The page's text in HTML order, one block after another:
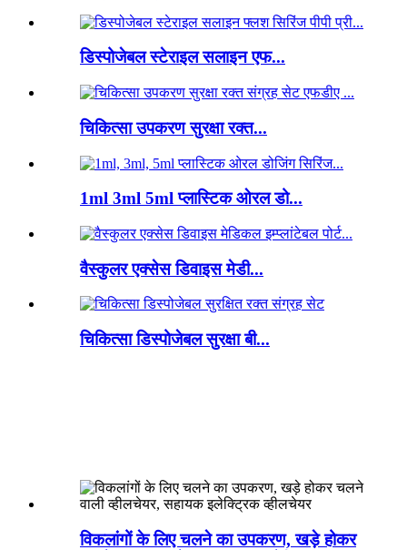
डिस्पोजेबल स्टेराइल सलाइन एफ...
चिकित्सा उपकरण सुरक्षा रक्त...
1ml 3ml 5ml प्लास्टिक ओरल डो...
वैस्कुलर एक्सेस डिवाइस मेडी...
चिकित्सा डिस्पोजेबल सुरक्षा बी...
विकलांगों के लिए चलने का उपकरण, खड़े होकर